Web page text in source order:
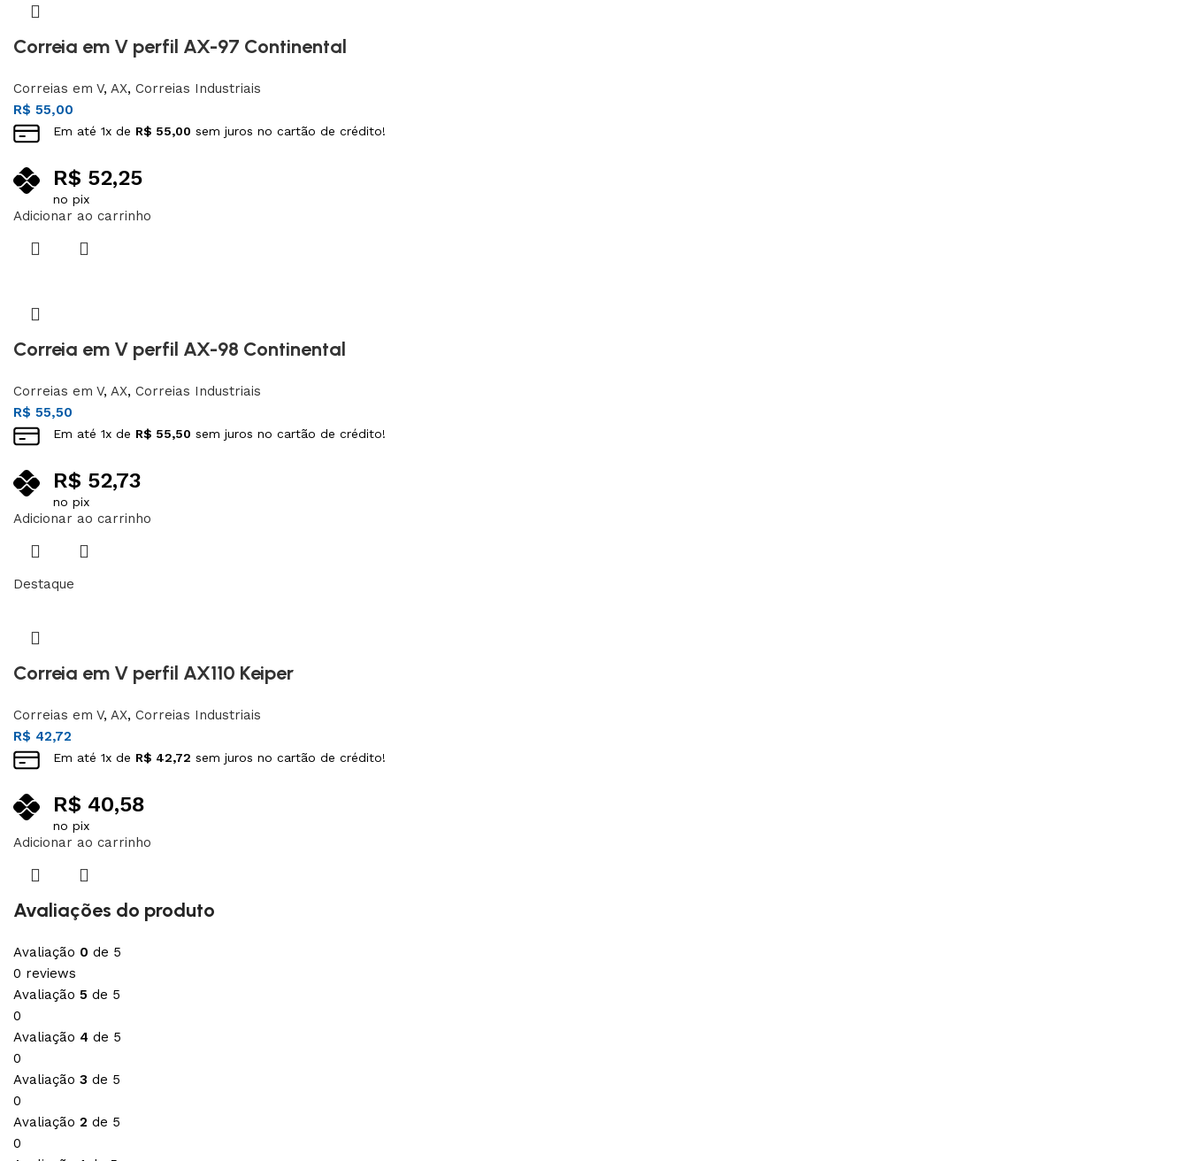
Correia em V perfil AX-97 Continental
Correias em V, AX, Correias Industriais
R$ 55,00
Em até 1x de R$ 55,00 sem juros no cartão de crédito!
R$ 52,25
no pix
Adicionar ao carrinho
Correia em V perfil AX-98 Continental
Correias em V, AX, Correias Industriais
R$ 55,50
Em até 1x de R$ 55,50 sem juros no cartão de crédito!
R$ 52,73
no pix
Adicionar ao carrinho
Destaque
Correia em V perfil AX110 Keiper
Correias em V, AX, Correias Industriais
R$ 42,72
Em até 1x de R$ 42,72 sem juros no cartão de crédito!
R$ 40,58
no pix
Adicionar ao carrinho
Avaliações do produto
Avaliação 0 de 5
0 reviews
Avaliação 5 de 5
0
Avaliação 4 de 5
0
Avaliação 3 de 5
0
Avaliação 2 de 5
0